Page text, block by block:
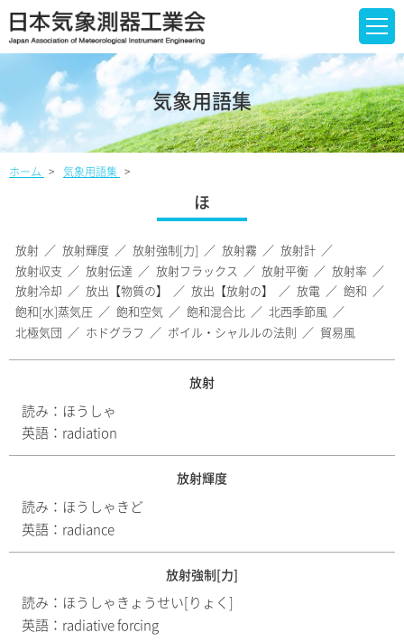
気象用語集
ホーム 気象用語集
ほ
放射 放射輝度 放射強制[力] 放射霧
放射計
放射収支
放射伝達 放射フラックス 放射平衡
放射率
放射冷却
放出【物質の】 放出【放射の】 放電
飽和
飽和[水]蒸気圧
飽和空気 飽和混合比
北西季節風
北極気団
ホドグラフ ボイル・シャルルの法則 貿易風
放射
読み： ほうしゃ
英語： radiation
放射輝度
読み： ほうしゃきど
英語： radiance
放射強制[力]
読み： ほうしゃきょうせい[りょく]
英語： radiative forcing